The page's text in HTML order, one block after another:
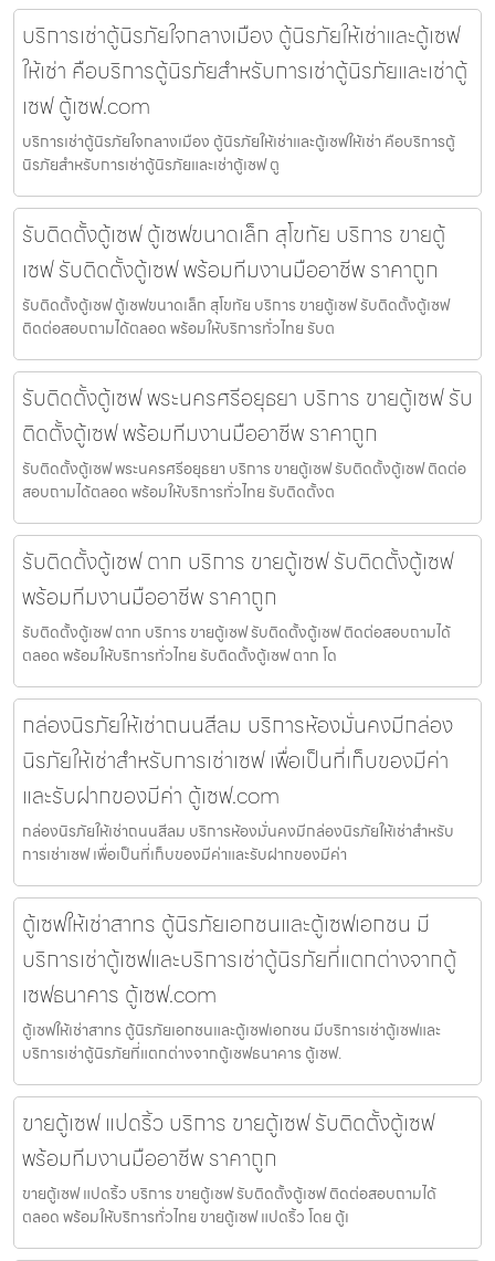
บริการเช่าตู้นิรภัยใจกลางเมือง ตู้นิรภัยให้เช่าและตู้เซฟ
ให้เช่า คือบริการตู้นิรภัยสำหรับการเช่าตู้นิรภัยและเช่าตู้
เซฟ ตู้เซฟ.com
บริการเช่าตู้นิรภัยใจกลางเมือง ตู้นิรภัยให้เช่าและตู้เซฟให้เช่า คือบริการตู้
นิรภัยสำหรับการเช่าตู้นิรภัยและเช่าตู้เซฟ ตู
รับติดตั้งตู้เซฟ ตู้เซฟขนาดเล็ก สุโขทัย บริการ ขายตู้
เซฟ รับติดตั้งตู้เซฟ พร้อมทีมงานมืออาชีพ ราคาถูก
รับติดตั้งตู้เซฟ ตู้เซฟขนาดเล็ก สุโขทัย บริการ ขายตู้เซฟ รับติดตั้งตู้เซฟ
ติดต่อสอบถามได้ตลอด พร้อมให้บริการทั่วไทย รับต
รับติดตั้งตู้เซฟ พระนครศรีอยุธยา บริการ ขายตู้เซฟ รับ
ติดตั้งตู้เซฟ พร้อมทีมงานมืออาชีพ ราคาถูก
รับติดตั้งตู้เซฟ พระนครศรีอยุธยา บริการ ขายตู้เซฟ รับติดตั้งตู้เซฟ ติดต่อ
สอบถามได้ตลอด พร้อมให้บริการทั่วไทย รับติดตั้งต
รับติดตั้งตู้เซฟ ตาก บริการ ขายตู้เซฟ รับติดตั้งตู้เซฟ
พร้อมทีมงานมืออาชีพ ราคาถูก
รับติดตั้งตู้เซฟ ตาก บริการ ขายตู้เซฟ รับติดตั้งตู้เซฟ ติดต่อสอบถามได้
ตลอด พร้อมให้บริการทั่วไทย รับติดตั้งตู้เซฟ ตาก โด
กล่องนิรภัยให้เช่าถนนสีลม บริการห้องมั่นคงมีกล่อง
นิรภัยให้เช่าสำหรับการเช่าเซฟ เพื่อเป็นที่เก็บของมีค่า
และรับฝากของมีค่า ตู้เซฟ.com
กล่องนิรภัยให้เช่าถนนสีลม บริการห้องมั่นคงมีกล่องนิรภัยให้เช่าสำหรับ
การเช่าเซฟ เพื่อเป็นที่เก็บของมีค่าและรับฝากของมีค่า
ตู้เซฟให้เช่าสาทร ตู้นิรภัยเอกชนและตู้เซฟเอกชน มี
บริการเช่าตู้เซฟและบริการเช่าตู้นิรภัยที่แตกต่างจากตู้
เซฟธนาคาร ตู้เซฟ.com
ตู้เซฟให้เช่าสาทร ตู้นิรภัยเอกชนและตู้เซฟเอกชน มีบริการเช่าตู้เซฟและ
บริการเช่าตู้นิรภัยที่แตกต่างจากตู้เซฟธนาคาร ตู้เซฟ.
ขายตู้เซฟ แปดริ้ว บริการ ขายตู้เซฟ รับติดตั้งตู้เซฟ
พร้อมทีมงานมืออาชีพ ราคาถูก
ขายตู้เซฟ แปดริ้ว บริการ ขายตู้เซฟ รับติดตั้งตู้เซฟ ติดต่อสอบถามได้
ตลอด พร้อมให้บริการทั่วไทย ขายตู้เซฟ แปดริ้ว โดย ตู้เ